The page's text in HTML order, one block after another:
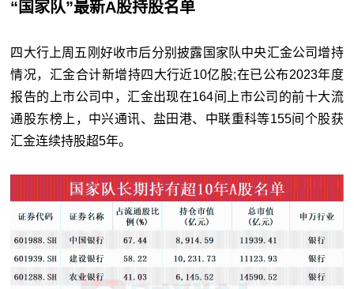
“国家队”最新A股持股名单
四大行上周五刚好收市后分别披露国家队中央汇金公司增持
情况，汇金合计新增持四大行近10亿股;在已公布2023年度
报告的上市公司中，汇金出现在164间上市公司的前十大流
通股东榜上，中兴通讯、盐田港、中联重科等155间个股获
汇金连续持股超5年。